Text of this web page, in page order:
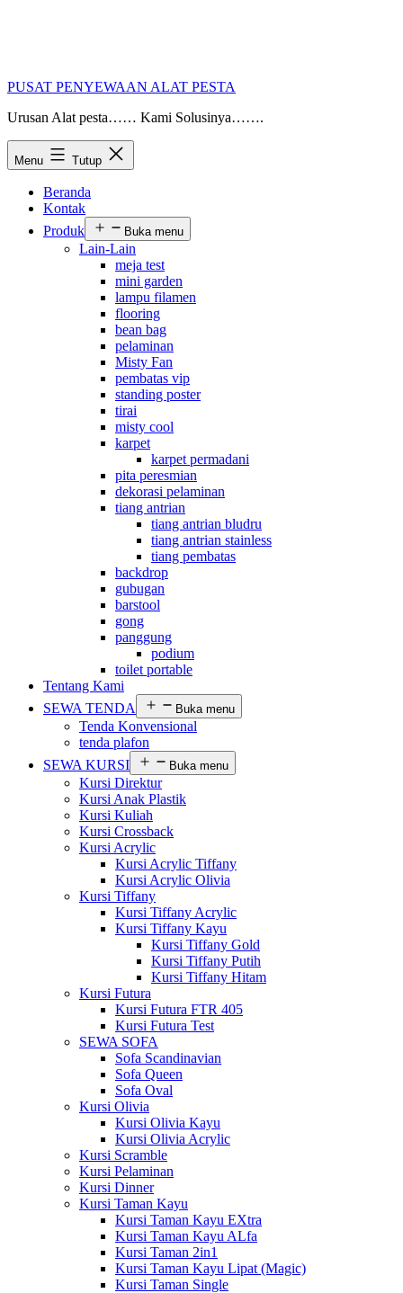
PUSAT PENYEWAAN ALAT PESTA
Urusan Alat pesta…… Kami Solusinya…….
Menu Tutup
Beranda
Kontak
Produk
Buka menu
Lain-Lain
meja test
mini garden
lampu filamen
flooring
bean bag
pelaminan
Misty Fan
pembatas vip
standing poster
tirai
misty cool
karpet
karpet permadani
pita peresmian
dekorasi pelaminan
tiang antrian
tiang antrian bludru
tiang antrian stainless
tiang pembatas
backdrop
gubugan
barstool
gong
panggung
podium
toilet portable
Tentang Kami
SEWA TENDA
Buka menu
Tenda Konvensional
tenda plafon
SEWA KURSI
Buka menu
Kursi Direktur
Kursi Anak Plastik
Kursi Kuliah
Kursi Crossback
Kursi Acrylic
Kursi Acrylic Tiffany
Kursi Acrylic Olivia
Kursi Tiffany
Kursi Tiffany Acrylic
Kursi Tiffany Kayu
Kursi Tiffany Gold
Kursi Tiffany Putih
Kursi Tiffany Hitam
Kursi Futura
Kursi Futura FTR 405
Kursi Futura Test
SEWA SOFA
Sofa Scandinavian
Sofa Queen
Sofa Oval
Kursi Olivia
Kursi Olivia Kayu
Kursi Olivia Acrylic
Kursi Scramble
Kursi Pelaminan
Kursi Dinner
Kursi Taman Kayu
Kursi Taman Kayu EXtra
Kursi Taman Kayu ALfa
Kursi Taman 2in1
Kursi Taman Kayu Lipat (Magic)
Kursi Taman Single